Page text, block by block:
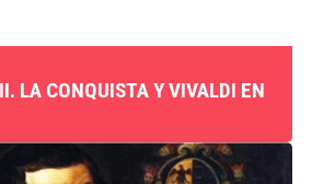
LA CONQUISTA Y VIVALDI EN